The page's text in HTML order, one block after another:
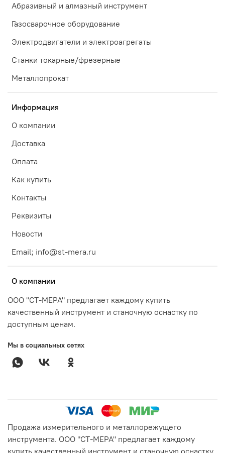
Абразивный и алмазный инструмент
Газосварочное оборудование
Электродвигатели и электроагрегаты
Станки токарные/фрезерные
Металлопрокат
Информация
О компании
Доставка
Оплата
Как купить
Контакты
Реквизиты
Новости
Email; info@st-mera.ru
О компании
ООО "СТ-МЕРА" предлагает каждому купить
качественный инструмент и станочную оснастку по
доступным ценам.
Мы в социальных сетях
Продажа измерительного и металлорежущего
инструмента. ООО "СТ-МЕРА" предлагает каждому